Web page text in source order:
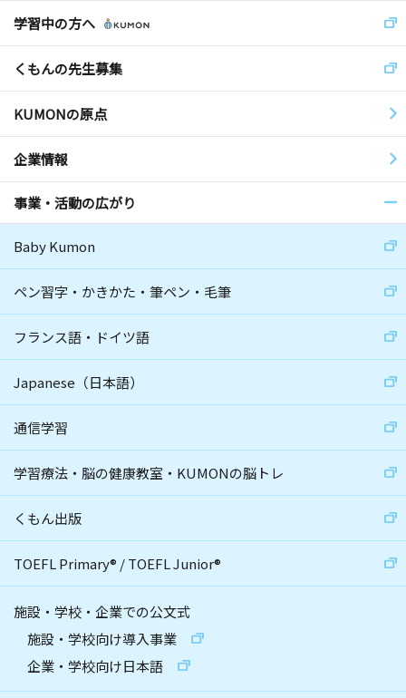
学習中の方へ
くもんの先生募集
KUMONの原点
企業情報
事業・活動の広がり
Baby Kumon
ペン習字・かきかた・筆ペン・毛筆
フランス語・ドイツ語
Japanese（日本語）
通信学習
学習療法・脳の健康教室・KUMONの脳トレ
くもん出版
TOEFL Primary® /TOEFL Junior®
施設・学校・企業での公文式
施設・学校向け導入事業
企業・学校向け日本語